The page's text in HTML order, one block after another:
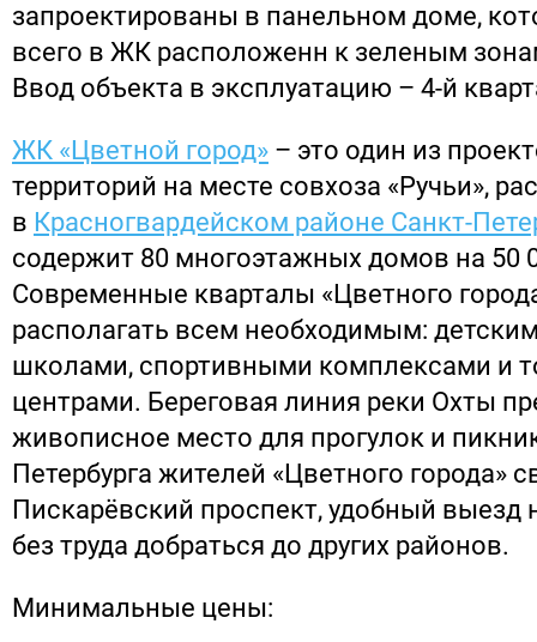
запроектированы в панельном доме,
всего в ЖК расположенн к зеленым
Ввод объекта в эксплуатацию – 4-й
ЖК «Цветной город» – это один из
территорий на месте совхоза «Ручьи»,
в Красногвардейском районе Санкт-
содержит 80 многоэтажных домов на 50
Современные кварталы «Цветного
располагать всем необходимым:
школами, спортивными комплексами и
центрами. Береговая линия реки Охты
живописное место для прогулок и
Петербурга жителей «Цветного города»
Пискарёвский проспект, удобный выезд
без труда добраться до других районов.
Минимальные цены: